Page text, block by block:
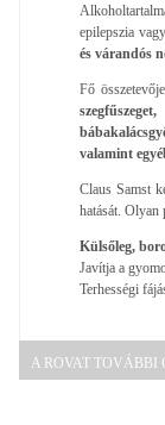
epilepszia
és várandós
Fő
valamint
Claus Samst
hatását. Olyan
Külsőleg,
Javítja a
Terhességi
A ROVAT TOVÁBBI